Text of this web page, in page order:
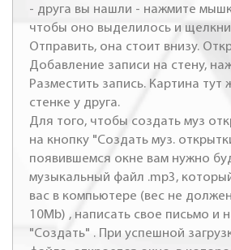
- друга вы нашли - нажмите
чтобы оно выделилось и
Отправить, она стоит внизу.
Добавление записи на стену,
Разместить запись. Картина тут
стенке у друга.
Для того, чтобы создать муз
на кнопку "Создать муз.
появившемся окне вам нужно
музыкальный файл .mp3,
вас в компьютере (вес не
10Mb) , написать свое письмо и
"Создать" . При успешной